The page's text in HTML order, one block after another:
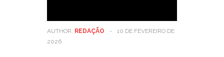
AUTHOR: REDAÇÃO -
10 DE FEVEREIRO DE
2026